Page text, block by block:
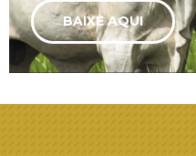
BAIXE AQUI